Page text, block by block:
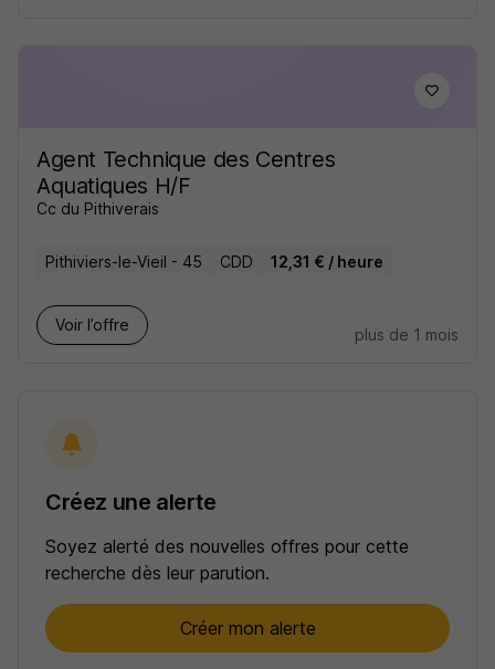
Agent Technique des Centres
Aquatiques H/F
Cc du Pithiverais
Pithiviers-le-Vieil - 45 CDD 12,31 € / heure
Voir l’offre
plus de 1 mois
Créez une alerte
Soyez alerté des nouvelles offres pour cette
recherche dès leur parution.
Créer mon alerte